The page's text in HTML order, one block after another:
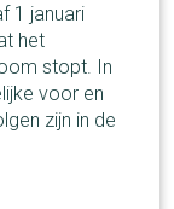
1 januari
het
stopt. In
voor en
zijn in de